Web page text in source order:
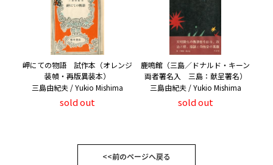
岬にての物語 試作本（オレンジ
装幀・再版異装本）
三島由紀夫 / Yukio Mishima
sold out
鹿鳴館（三島／ドナルド・キーン
両者署名入 三島：献呈署名）
三島由紀夫 / Yukio Mishima
sold out
<<前のページへ戻る